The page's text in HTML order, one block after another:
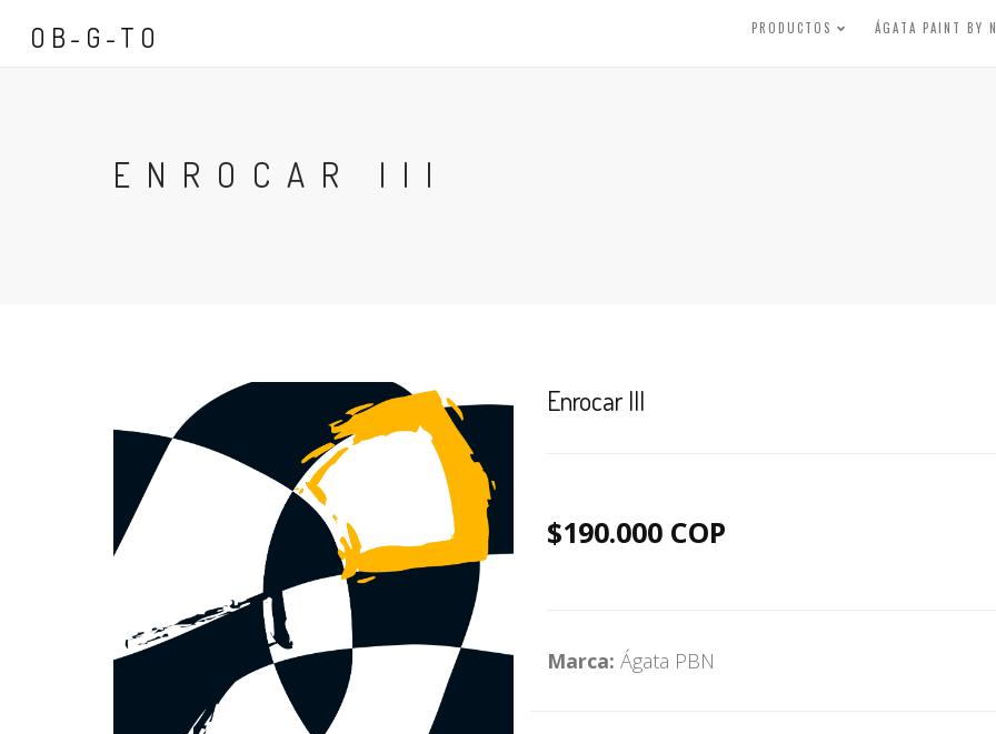
OB-G-TO PRODUCTOS ÁGATA PAINT BY
ENROCAR III
Enrocar III
$190.000 COP
Marca: Ágata PBN